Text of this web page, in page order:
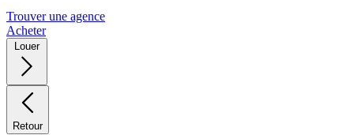
Trouver une agence
Acheter
Louer
Retour